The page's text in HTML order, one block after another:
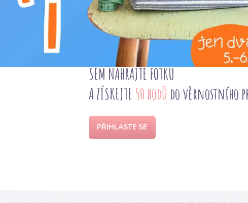
legíny či volnočasové oblečení. Sytá fialová
příjemná na dotek, snadno se s ní pracuje a
SEM NAHRAJTE FOTKU
A ZÍSKEJTE 50 bodů do věrnostního
PŘIHLASTE SE